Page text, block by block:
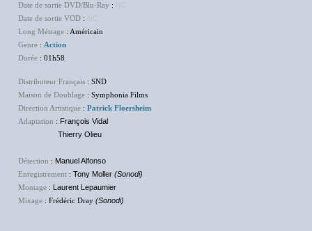
Date de sortie DVD/Blu-Ray : NC
Date de sortie VOD : NC
Long Métrage : Américain
Genre : Action
Durée : 01h58
Distributeur Français : SND
Maison de Doublage : Symphonia Films
Direction Artistique : Patrick Floersheim
Adaptation : François Vidal
Thierry Olieu
Détection : Manuel Alfonso
Enregistrement : Tony Moller (Sonodi)
Montage : Laurent Lepaumier
Mixage : Frédéric Dray (Sonodi)